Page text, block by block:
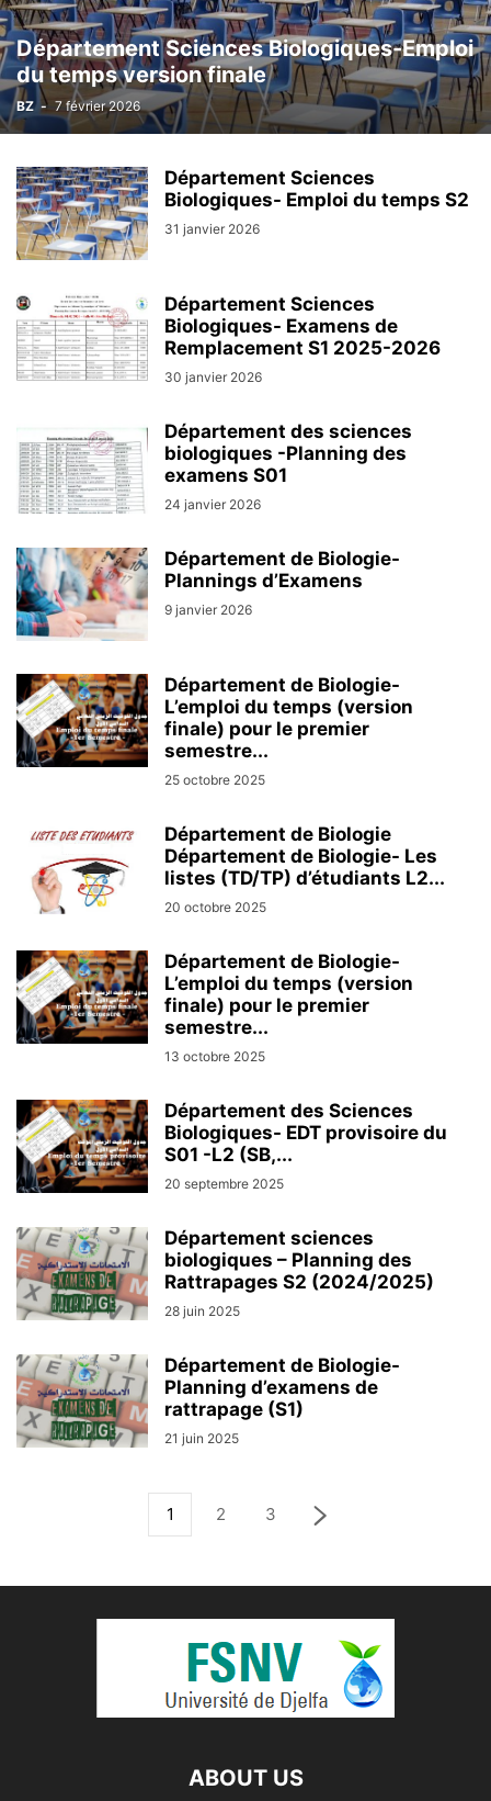
Département Sciences Biologiques-Emploi
du temps version finale
BZ - 7 février 2026
Département Sciences
Biologiques- Emploi du temps S2
31 janvier 2026
Département Sciences
Biologiques- Examens de
Remplacement S1 2025-2026
30 janvier 2026
Département des sciences
biologiques -Planning des
examens S01
24 janvier 2026
Département de Biologie-
Plannings d’Examens
9 janvier 2026
Département de Biologie-
L’emploi du temps (version
finale) pour le premier
semestre...
25 octobre 2025
Département de Biologie
Département de Biologie- Les
listes (TD/TP) d’étudiants L2...
20 octobre 2025
Département de Biologie-
L’emploi du temps (version
finale) pour le premier
semestre...
13 octobre 2025
Département des Sciences
Biologiques- EDT provisoire du
S01 -L2 (SB,...
20 septembre 2025
Département sciences
biologiques – Planning des
Rattrapages S2 (2024/2025)
28 juin 2025
Département de Biologie-
Planning d’examens de
rattrapage (S1)
21 juin 2025
1 2 3
ABOUT US